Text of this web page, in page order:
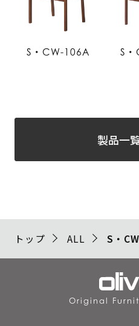
S・CW-106A S
製品一
トップ ALL S・
Original